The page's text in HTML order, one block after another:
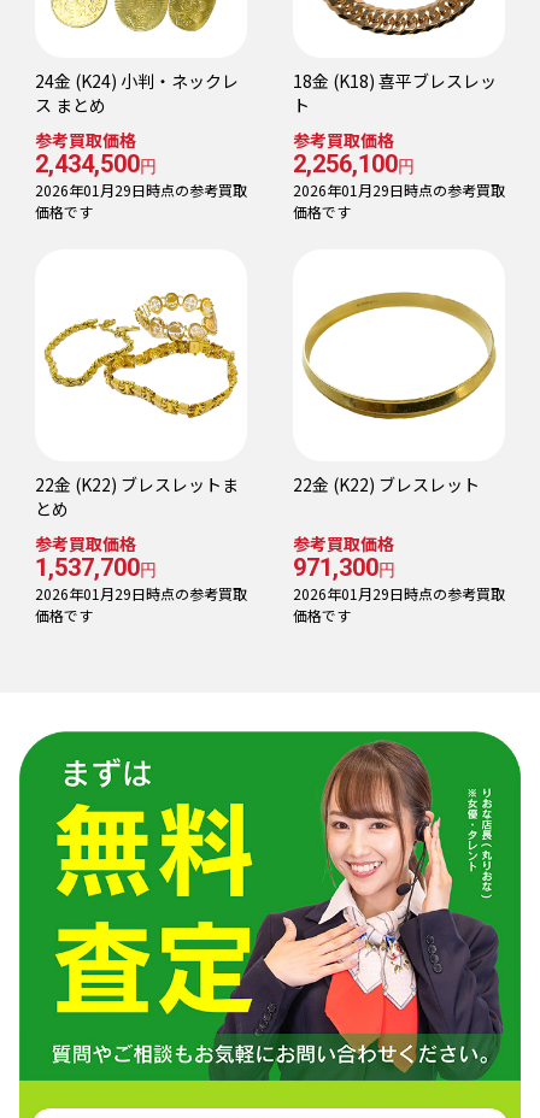
24金 (K24) 小判・ネックレ
ス まとめ
参考買取価格
2,434,500円
2026年01月29日時点の参考買取
価格です
18金 (K18) 喜平ブレスレッ
ト
参考買取価格
2,256,100円
2026年01月29日時点の参考買取
価格です
22金 (K22) ブレスレットま
とめ
参考買取価格
1,537,700円
2026年01月29日時点の参考買取
価格です
22金 (K22) ブレスレット
参考買取価格
971,300円
2026年01月29日時点の参考買取
価格です